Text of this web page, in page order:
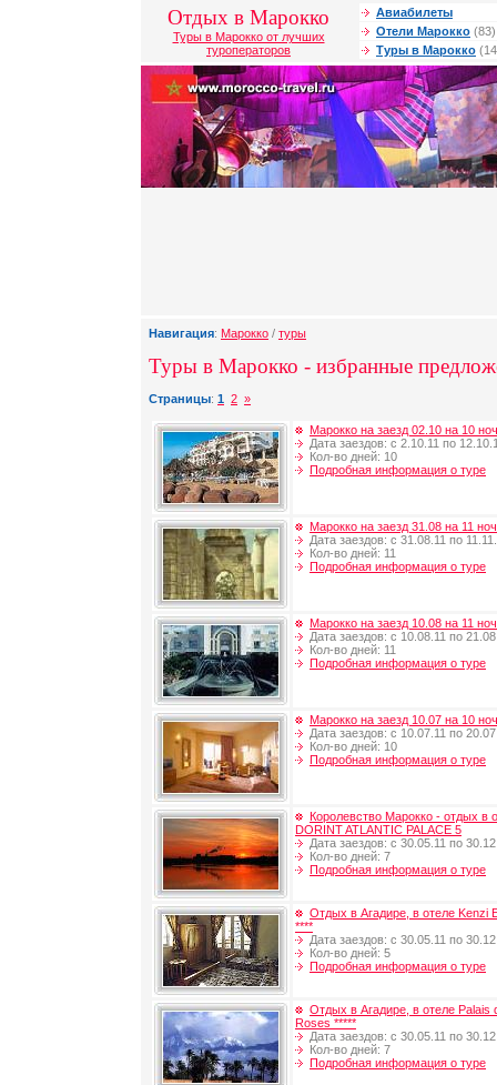
Отдых в Марокко
Туры в Марокко от лучших
туроператоров
Авиабилеты
Отели Марокко (83)
Туры в Марокко
Навигация: Марокко / туры
Туры в Марокко - избранные
Страницы: 1 2 »
Марокко на заезд 02.10 на 10
Дата заездов: с 2.10.11 по
Кол-во дней: 10
Подробная информация о туре
Марокко на заезд 31.08 на 11
Дата заездов: с 31.08.11 по
Кол-во дней: 11
Подробная информация о туре
Марокко на заезд 10.08 на 11
Дата заездов: с 10.08.11 по
Кол-во дней: 11
Подробная информация о туре
Марокко на заезд 10.07 на 10
Дата заездов: с 10.07.11 по
Кол-во дней: 10
Подробная информация о туре
Королевство Марокко - отдых в
DORINT ATLANTIC PALACE 5
Дата заездов: с 30.05.11 по
Кол-во дней: 7
Подробная информация о туре
Отдых в Агадире, в отеле Kenzi
****
Дата заездов: с 30.05.11 по
Кол-во дней: 5
Подробная информация о туре
Отдых в Агадире, в отеле Palais
Roses *****
Дата заездов: с 30.05.11 по
Кол-во дней: 7
Подробная информация о туре